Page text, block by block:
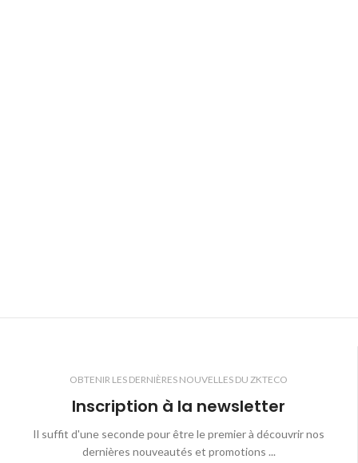
OBTENIR LES DERNIÈRES NOUVELLES DU ZKTECO
Inscription à la newsletter
Il suffit d'une seconde pour être le premier à découvrir nos
dernières nouveautés et promotions ...